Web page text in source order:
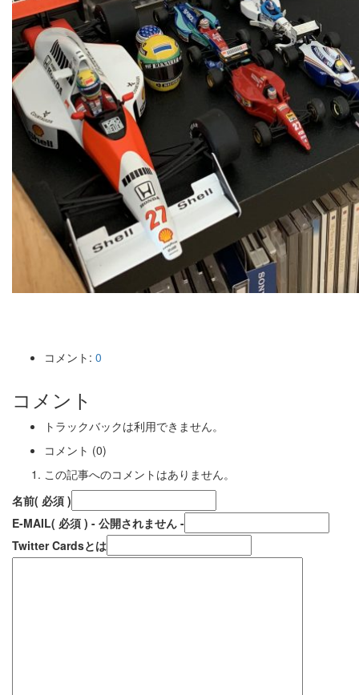
コメント: 0
コメント
トラックバックは利用できません。
コメント (0)
この記事へのコメントはありません。
名前( 必須 )
E-MAIL( 必須 ) - 公開されません -
Twitter Cardsとは